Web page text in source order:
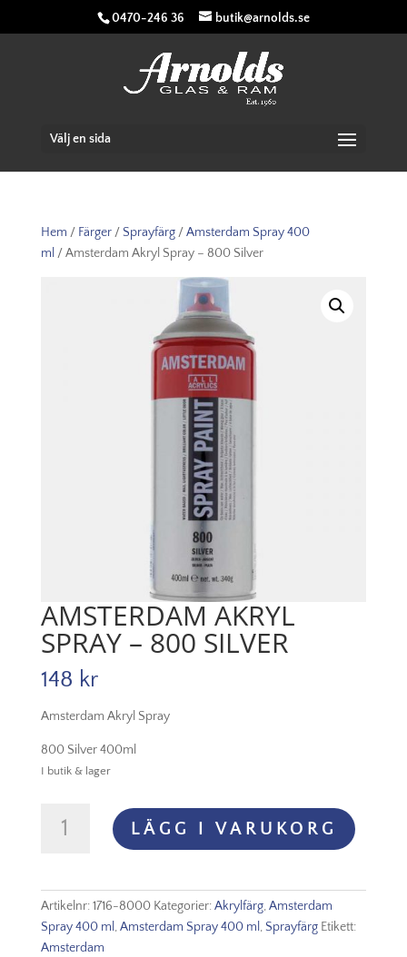
0470-246 36 butik@arnolds.se
Välj en sida
Hem / Färger/ Sprayfärg/Amsterdam Spray 400
ml / Amsterdam Akryl Spray – 800 Silver
AMSTERDAM AKRYL
SPRAY – 800 SILVER
148 kr
Amsterdam Akryl Spray
800 Silver 400ml
I butik & lager
Akryl
800
mängd
LÄGG I VARUKORG
Artikelnr:1716-8000 Kategorier:Akrylfärg,Amsterdam
Spray 400 ml,Amsterdam Spray 400 ml, Sprayfärg Etikett:
Amsterdam